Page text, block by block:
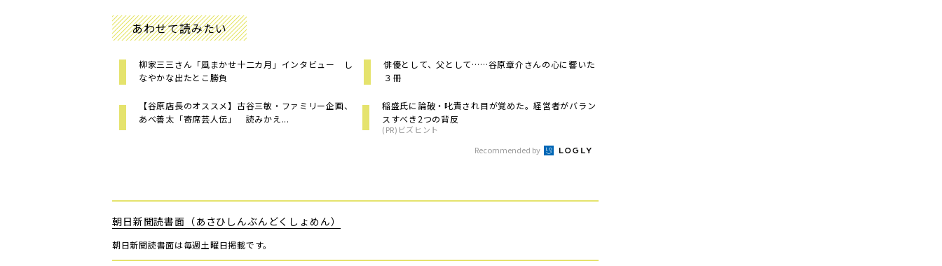
あわせて読みたい
柳家三三さん「風まかせ十二カ月」インタビュー し
なやかな出たとこ勝負
俳優として、父として……谷原章介さんの心に響いた
３冊
【谷原店長のオススメ】古谷三敏・ファミリー企画、
あべ善太「寄席芸人伝」 読みかえ...
稲盛氏に論破・叱責され目が覚めた。経営者がバラン
スすべき2つの背反
(PR)ビズヒント
Recommended by
朝日新聞読書面（あさひしんぶんどくしょめん）
朝日新聞読書面は毎週土曜日掲載です。